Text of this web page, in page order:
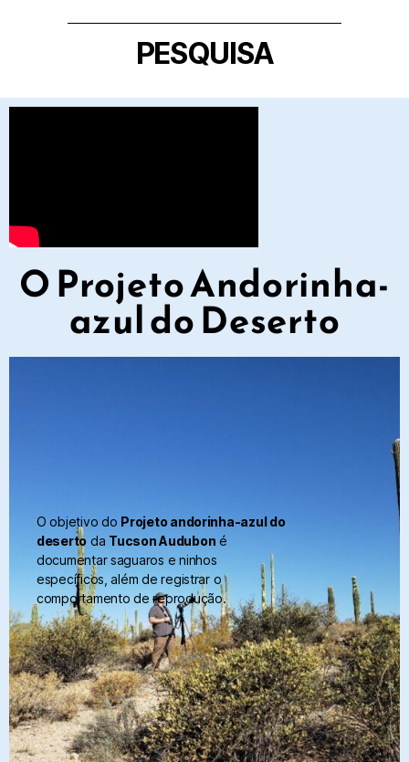
PESQUISA
O Projeto Andorinha-
azul do Deserto
O objetivo do Projeto andorinha-azul do
deserto da Tucson Audubon é
documentar saguaros e ninhos
específicos, além de registrar o
comportamento de reprodução.